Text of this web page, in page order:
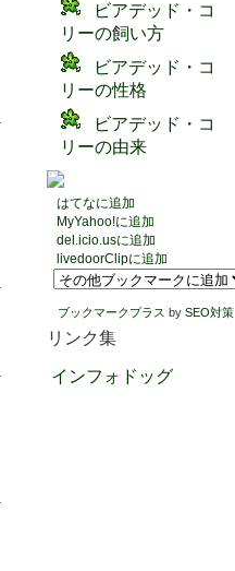
ビアデッド・コ
リーの飼い方
ビアデッド・コ
リーの性格
ビアデッド・コ
リーの由来
はてなに追加
MyYahoo!に追加
del.icio.usに追加
livedoorClipに追加
ブックマークプラス by SEO対策
リンク集
インフォドッグ